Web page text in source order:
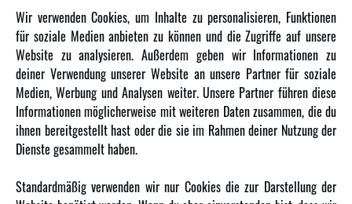
Newsletter
Über uns
Karriere
Amewi Kataloge
MEHR VON AMEWI
Amewi Construction - Nutzfahrzeuge
Wir verwenden Cookies, um Inhalte zu personalisieren, Funktionen
für soziale Medien anbieten zu können und die Zugriffe auf unsere
Website zu analysieren. Außerdem geben wir Informationen zu
deiner Verwendung unserer Website an unsere Partner für soziale
Medien, Werbung und Analysen weiter. Unsere Partner führen diese
Informationen möglicherweise mit weiteren Daten zusammen, die du
ihnen bereitgestellt hast oder die sie im Rahmen deiner Nutzung der
Dienste gesammelt haben.
Standardmäßig verwenden wir nur Cookies die zur Darstellung der